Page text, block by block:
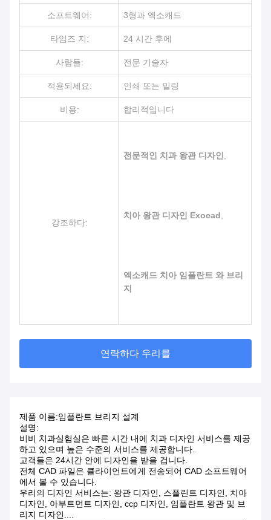
소프트웨어: 3형과 엑소캐드
타임즈 지: 24 시간 후에
사람들: 전문 기술자
적용되세요: 인쇄 또는 밀링
비용: 합리적입니다
강조하다:
전문적인 치과 왕관 디자인
치아 왕관 디자인 Exocad
엑소캐드 치아 임플란트 와 브리
지
연락하다 우리를
제품 이름:임플란트 브리지 설계
설명:
비비 치과실험실은 빠른 시간 내에 치과 디자인 서비스를 제공
하고 있으며 높은 수준의 서비스를 제공합니다.
고객들은 24시간 안에 디자인을 받을 겁니다.
전체 CAD 파일은 클라이언트에게 전송되어 CAD 소프트웨어
에서 볼 수 있습니다.
우리의 디자인 서비스는: 왕관 디자인, 스플린트 디자인, 치아
디자인, 아부트먼트 디자인, ccp 디자인, 임플란트 왕관 및 브
리지 디자인....